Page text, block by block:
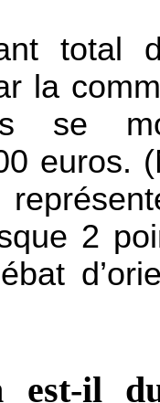
total
la
se
euros.
2
est-il